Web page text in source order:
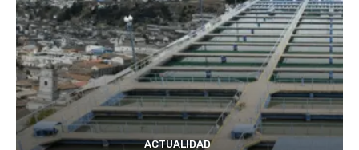
ACTUALIDAD